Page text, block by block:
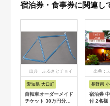
宿泊券・食事券に関連し
出典：ふるさとチョイ
ス
愛知県 大口町
自転車オーダーメイド
チケット 30万円分
出典：
長野県
宿泊券
付 2名様